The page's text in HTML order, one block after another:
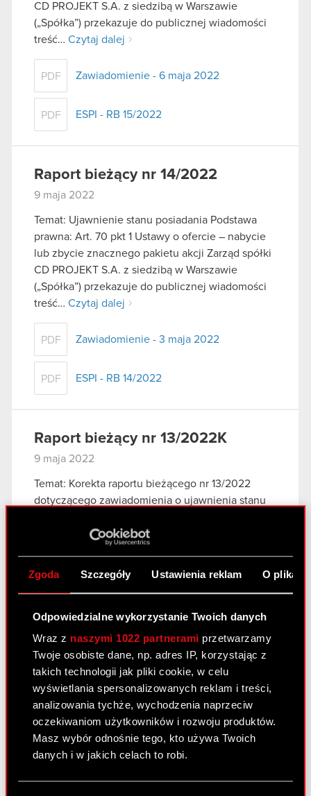
Zgoda Szczegóły Ustawienia reklam O
Odpowiedzialne wykorzystanie Twoich danych
Wraz z naszymi 1022 partnerami przetwarzamy
Twoje osobiste dane, np. adres IP, korzystając z
takich technologii jak pliki cookie, w celu
wyświetlania spersonalizowanych reklam i treści,
analizowania tychże, wychodzenia naprzeciw
oczekiwaniom użytkowników i rozwoju produktów.
Masz wybór odnośnie tego, kto używa Twoich
danych i w jakich celach to robi.
CD PROJEKT S.A. z siedzibą w Warszawie
(„Spółka”) przekazuje do publicznej wiadomości
treść… Czytaj dalej
PDF Zawiadomienie - 6 maja 2022
PDF ESPI - RB 15/2022
Raport bieżący nr 14/2022
9 maja 2022
Temat: Ujawnienie stanu posiadania Podstawa
prawna: Art. 70 pkt 1 Ustawy o ofercie – nabycie
lub zbycie znacznego pakietu akcji Zarząd spółki
CD PROJEKT S.A. z siedzibą w Warszawie
(„Spółka”) przekazuje do publicznej wiadomości
treść… Czytaj dalej
PDF Zawiadomienie - 3 maja 2022
PDF ESPI - RB 14/2022
Raport bieżący nr 13/2022K
9 maja 2022
Temat: Korekta raportu bieżącego nr 13/2022
dotyczącego zawiadomienia o ujawnienia stanu
o ofercie – nabycie lub zbycie znacznego pakietu
Raport bieżący nr 13/2022
5 maja 2022
Temat: Ujawnienie stanu posiadania Podstawa
prawna: Art. 70 pkt 1 Ustawy o ofercie – nabycie
lub zbycie znacznego pakietu akcji Zarząd spółki
CD PROJEKT S.A. z siedzibą w Warszawie